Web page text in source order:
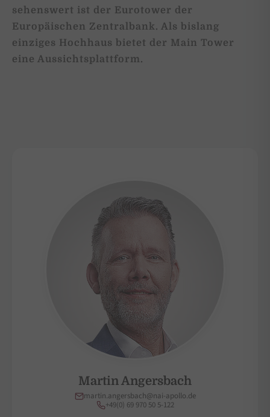
sehenswert ist der Eurotower der
Europäischen Zentralbank. Als bislang
einziges Hochhaus bietet der Main Tower
eine Aussichtsplattform.
Martin Angersbach
martin.angersbach@nai-apollo.de
+49(0) 69 970 50 5-122